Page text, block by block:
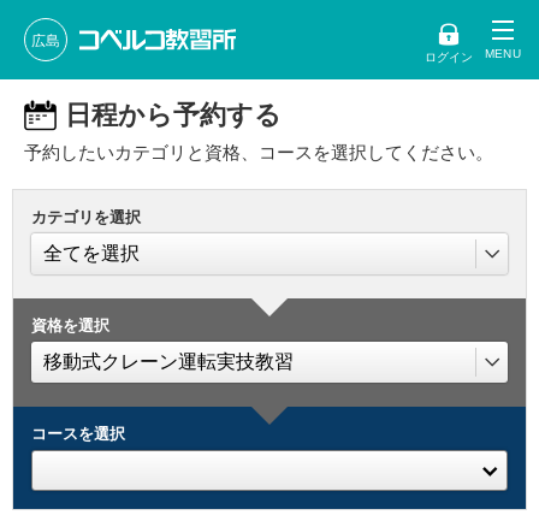
広島
ログイン
日程から予約する
予約したいカテゴリと資格、コースを選択してください。
カテゴリを選択
資格を選択
コースを選択